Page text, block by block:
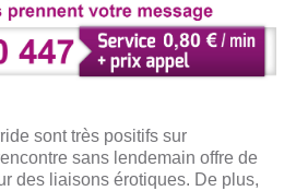
sont très positifs sur
sans lendemain offre de
des liaisons érotiques. De plus,